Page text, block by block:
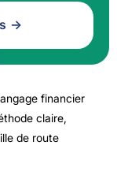
financier
claire,
de route